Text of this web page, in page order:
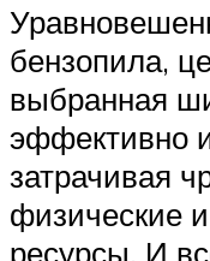
бензопила,
выбранная
эффективно
затрачивая
физические
ресурсы. И